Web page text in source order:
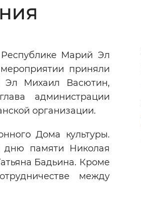
Повторить
Марий Эл
приняли
Эл Михаил Васютин,
администрации
организации.
Дома культуры.
дню памяти Николая
Бадьина. Кроме
между